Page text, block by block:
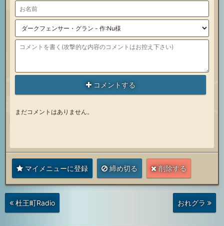
コメントする
まだコメントはありません。
マイメニューに登録 締め切る 削除する
次
の
投
杜王町Radio
前
の
投
おれグラ